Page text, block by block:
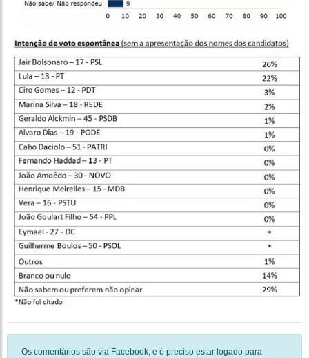
Os comentários são via Facebook, e é preciso estar logado para